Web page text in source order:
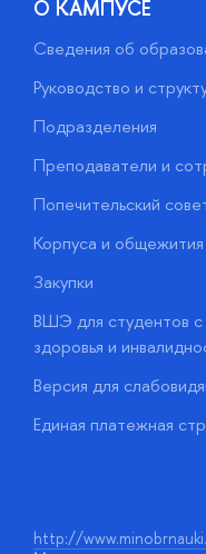
О КАМПУСЕ
Сведения об
Руководство и
Подразделения
Преподаватели и
Попечительский
Корпуса и общежития
Закупки
ВШЭ для студентов
здоровья и
Версия для
Единая платежная
http://